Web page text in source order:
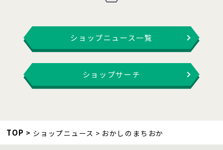
ショップニュース一覧
ショップサーチ
TOP ショップニュース おかしのまちおか